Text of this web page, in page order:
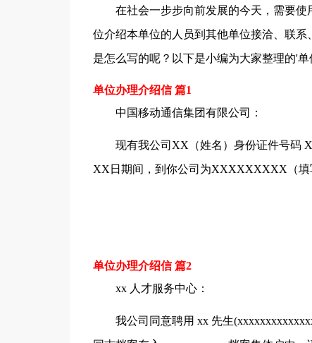
在社会一步步向前发展的今天，需要
位介绍本单位的人员到其他单位接洽、联
是怎么写的呢？以下是小编为大家整理的'
单位办理介绍信 篇1
中国移动通信集团有限公司：
现有我公司XX（姓名）身份证件号
XX日期间，到你公司为XXXXXXXXX（填
单位办理介绍信 篇2
xx 人才服务中心：
我公司同意聘用 xx 先生